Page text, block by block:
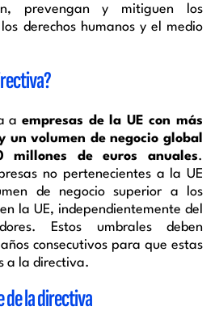
prevengan y mitiguen los
derechos humanos y el medio
a empresas de la UE con más
un volumen de negocio global
millones de euros anuales.
no pertenecientes a la UE
de negocio superior a los
la UE, independientemente del
Estos umbrales deben
consecutivos para que estas
a la directiva.
de la directiva